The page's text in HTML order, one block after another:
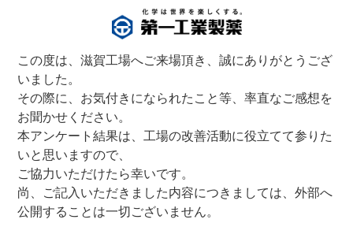
この度は、滋賀工場へご来場頂き、誠にありがとうござ
いました。
その際に、お気付きになられたこと等、率直なご感想を
お聞かせください。
本アンケート結果は、工場の改善活動に役立てて参りた
いと思いますので、
ご協力いただけたら幸いです。
尚、ご記入いただきました内容につきましては、外部へ
公開することは一切ございません。